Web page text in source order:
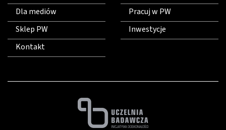
Dla mediów
Sklep PW
Kontakt
Pracuj w PW
Inwestycje